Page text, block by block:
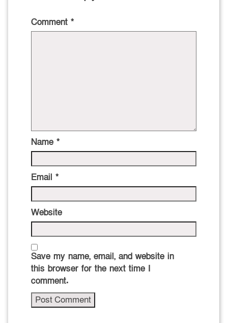
Comment *
Name *
Email *
Website
Save my name, email, and website in
this browser for the next time I
comment.